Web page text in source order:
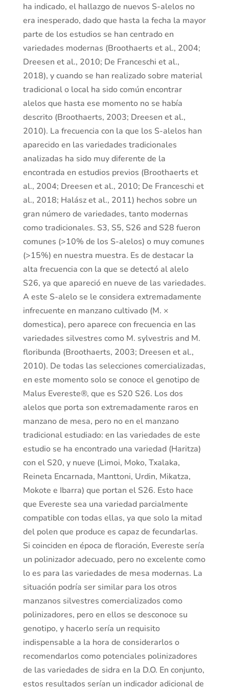
ha indicado, el hallazgo de nuevos S-alelos no
era inesperado, dado que hasta la fecha la mayor
parte de los estudios se han centrado en
variedades modernas (Broothaerts et al., 2004;
Dreesen et al., 2010; De Franceschi et al.,
2018), y cuando se han realizado sobre material
tradicional o local ha sido común encontrar
alelos que hasta ese momento no se había
descrito (Broothaerts, 2003; Dreesen et al.,
2010). La frecuencia con la que los S-alelos han
aparecido en las variedades tradicionales
analizadas ha sido muy diferente de la
encontrada en estudios previos (Broothaerts et
al., 2004; Dreesen et al., 2010; De Franceschi et
al., 2018; Halász et al., 2011) hechos sobre un
gran número de variedades, tanto modernas
como tradicionales. S3, S5, S26 and S28 fueron
comunes (>10% de los S-alelos) o muy comunes
(>15%) en nuestra muestra. Es de destacar la
alta frecuencia con la que se detectó al alelo
S26, ya que apareció en nueve de las variedades.
A este S-alelo se le considera extremadamente
infrecuente en manzano cultivado (M. ×
domestica), pero aparece con frecuencia en las
variedades silvestres como M. sylvestris and M.
floribunda (Broothaerts, 2003; Dreesen et al.,
2010). De todas las selecciones comercializadas,
en este momento solo se conoce el genotipo de
Malus Evereste®, que es S20 S26. Los dos
alelos que porta son extremadamente raros en
manzano de mesa, pero no en el manzano
tradicional estudiado: en las variedades de este
estudio se ha encontrado una variedad (Haritza)
con el S20, y nueve (Limoi, Moko, Txalaka,
Reineta Encarnada, Manttoni, Urdin, Mikatza,
Mokote e Ibarra) que portan el S26. Esto hace
que Evereste sea una variedad parcialmente
compatible con todas ellas, ya que solo la mitad
del polen que produce es capaz de fecundarlas.
Si coinciden en época de floración, Evereste sería
un polinizador adecuado, pero no excelente como
lo es para las variedades de mesa modernas. La
situación podría ser similar para los otros
manzanos silvestres comercializados como
polinizadores, pero en ellos se desconoce su
genotipo, y hacerlo sería un requisito
indispensable a la hora de considerarlos o
recomendarlos como potenciales polinizadores
de las variedades de sidra en la D.O. En conjunto,
estos resultados serían un indicador adicional de